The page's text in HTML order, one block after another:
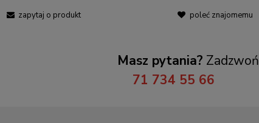
zapytaj o produkt
poleć znajomemu
Masz pytania? Zadzwoń
71 734 55 66